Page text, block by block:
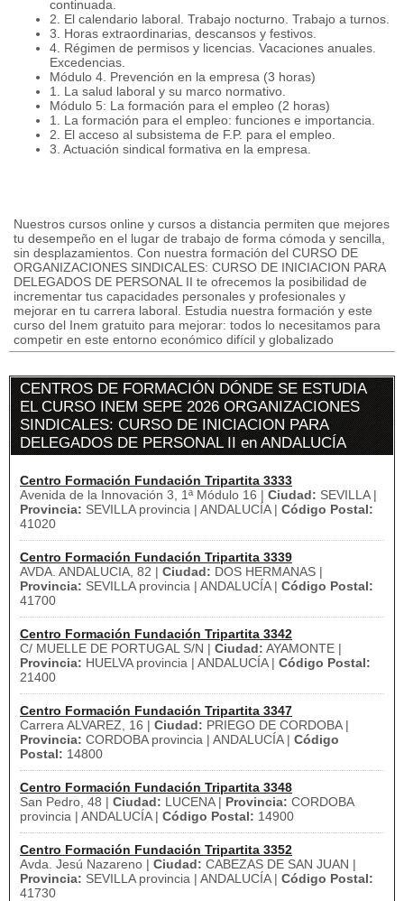
continuada.
2. El calendario laboral. Trabajo nocturno. Trabajo a turnos.
3. Horas extraordinarias, descansos y festivos.
4. Régimen de permisos y licencias. Vacaciones anuales.
Excedencias.
Módulo 4. Prevención en la empresa (3 horas)
1. La salud laboral y su marco normativo.
Módulo 5: La formación para el empleo (2 horas)
1. La formación para el empleo: funciones e importancia.
2. El acceso al subsistema de F.P. para el empleo.
3. Actuación sindical formativa en la empresa.
Nuestros cursos online y cursos a distancia permiten que mejores
tu desempeño en el lugar de trabajo de forma cómoda y sencilla,
sin desplazamientos. Con nuestra formación del CURSO DE
ORGANIZACIONES SINDICALES: CURSO DE INICIACION PARA
DELEGADOS DE PERSONAL II te ofrecemos la posibilidad de
incrementar tus capacidades personales y profesionales y
mejorar en tu carrera laboral. Estudia nuestra formación y este
curso del Inem gratuito para mejorar: todos lo necesitamos para
competir en este entorno económico difícil y globalizado
CENTROS DE FORMACIÓN DÓNDE SE ESTUDIA
EL CURSO INEM SEPE 2026 ORGANIZACIONES
SINDICALES: CURSO DE INICIACION PARA
DELEGADOS DE PERSONAL II en ANDALUCÍA
Centro Formación Fundación Tripartita 3333
Avenida de la Innovación 3, 1ª Módulo 16 | Ciudad: SEVILLA |
Provincia: SEVILLA provincia | ANDALUCÍA | Código Postal:
41020
Centro Formación Fundación Tripartita 3339
AVDA. ANDALUCIA, 82 | Ciudad: DOS HERMANAS |
Provincia: SEVILLA provincia | ANDALUCÍA | Código Postal:
41700
Centro Formación Fundación Tripartita 3342
C/ MUELLE DE PORTUGAL S/N | Ciudad: AYAMONTE |
Provincia: HUELVA provincia | ANDALUCÍA | Código Postal:
21400
Centro Formación Fundación Tripartita 3347
Carrera ALVAREZ, 16 | Ciudad: PRIEGO DE CORDOBA |
Provincia: CORDOBA provincia | ANDALUCÍA | Código
Postal: 14800
Centro Formación Fundación Tripartita 3348
San Pedro, 48 | Ciudad: LUCENA | Provincia: CORDOBA
provincia | ANDALUCÍA | Código Postal: 14900
Centro Formación Fundación Tripartita 3352
Avda. Jesú Nazareno | Ciudad: CABEZAS DE SAN JUAN |
Provincia: SEVILLA provincia | ANDALUCÍA | Código Postal:
41730